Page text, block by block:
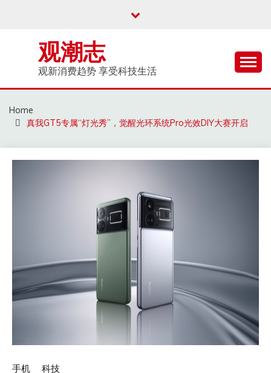
观潮志
观新消费趋势 享受科技生活
Home
真我GT5专属“灯光秀”，觉醒光环系统Pro光效DIY大赛开启
手机 科技